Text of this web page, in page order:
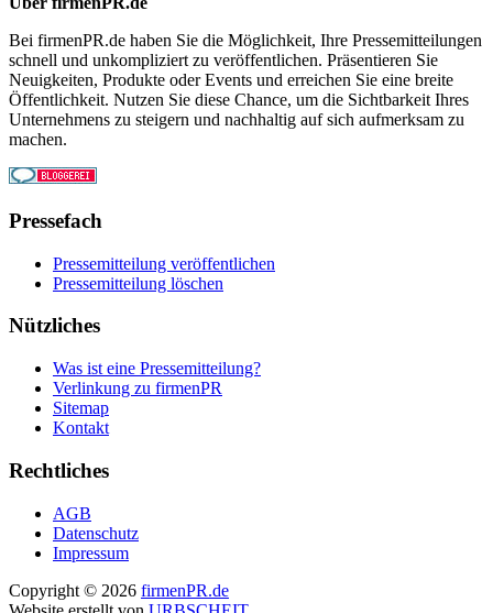
Bei firmenPR.de haben Sie die Möglichkeit, Ihre Pressemitteilungen
schnell und unkompliziert zu veröffentlichen. Präsentieren Sie
Neuigkeiten, Produkte oder Events und erreichen Sie eine breite
Öffentlichkeit. Nutzen Sie diese Chance, um die Sichtbarkeit Ihres
Unternehmens zu steigern und nachhaltig auf sich aufmerksam zu
machen.
Pressefach
Pressemitteilung veröffentlichen
Pressemitteilung löschen
Nützliches
Was ist eine Pressemitteilung?
Verlinkung zu firmenPR
Sitemap
Kontakt
Rechtliches
AGB
Datenschutz
Impressum
Copyright © 2026 firmenPR.de